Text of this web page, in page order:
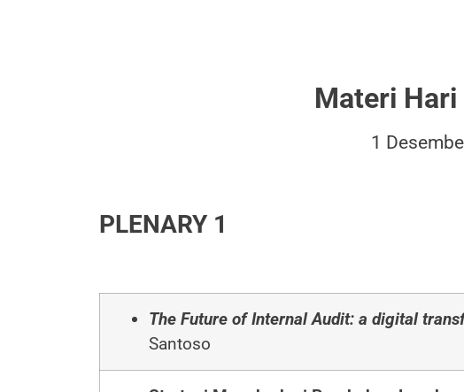
Materi
1
PLENARY 1
The Future of Internal Audit: a digital
Santoso